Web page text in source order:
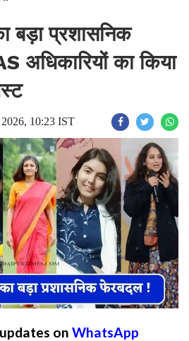
बड़ा प्रशासनिक
अधिकारियों का किया
10:23 IST
on WhatsApp